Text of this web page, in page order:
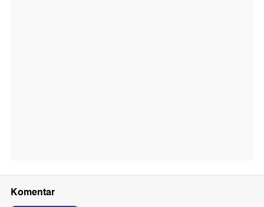
Komentar